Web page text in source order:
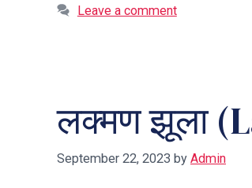
Leave a comment
लक्मण झूला
September 22, 2023 by Admin